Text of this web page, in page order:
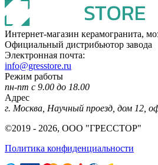
Интернет-магазин керамогранита,
Официальный дистрибьютор завода
Электронная почта:
info@gresstore.ru
Режим работы
пн-пт с 9.00 до 18.00
Адрес
г. Москва, Научный проезд, дом 12,
©2019 - 2026, ООО "ГРЕССТОР"
Политика конфиденциальности